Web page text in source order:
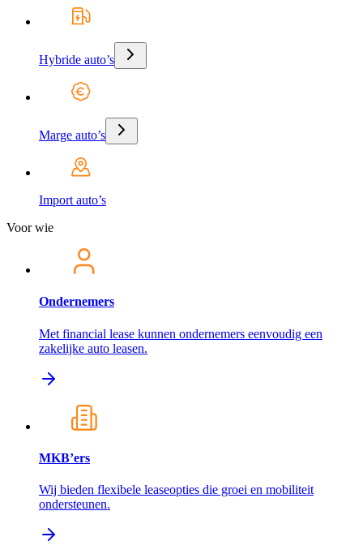
Hybride auto’s
Marge auto’s
Import auto’s
Voor wie
Ondernemers
Met financial lease kunnen ondernemers eenvoudig een
zakelijke auto leasen.
MKB’ers
Wij bieden flexibele leaseopties die groei en mobiliteit
ondersteunen.